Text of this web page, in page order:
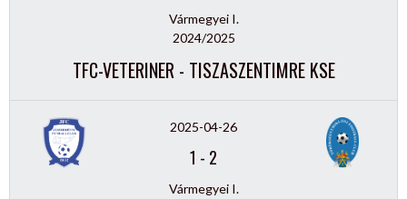
Vármegyei I.
2024/2025
TFC-VETERINER - TISZASZENTIMRE KSE
2025-04-26
1 - 2
Vármegyei I.